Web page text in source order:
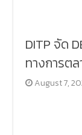
DITP จัด
ทางการต
August 7,